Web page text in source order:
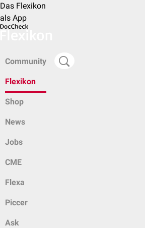
Das Flexikon
als App
Community
Flexikon
Shop
News
Jobs
CME
Flexa
Piccer
Ask